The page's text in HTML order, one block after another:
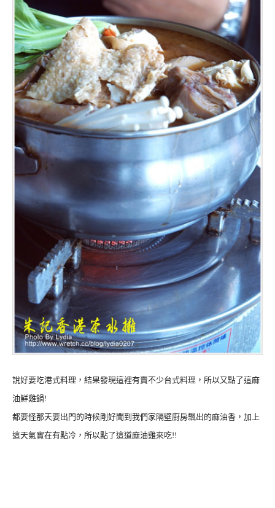
說好要吃港式料理，結果發現這裡有賣不少台式料理，所以又點了這麻
油鮮雞鍋!
都要怪那天要出門的時候剛好聞到我們家隔壁廚房飄出的麻油香，加上
這天氣實在有點冷，所以點了這道麻油雞來吃!!